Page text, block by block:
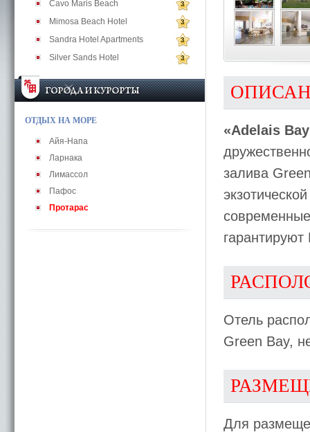
Cavo Maris Beach 3
Mimosa Beach Hotel 3
Sandra Hotel Apartments 3
Silver Sands Hotel 3
ОТДЫХ НА МОРЕ
Айя-Напа
Ларнака
Лимассол
Пафос
Протарас
«Adelais
залива
Отель
Green Bay,
Для